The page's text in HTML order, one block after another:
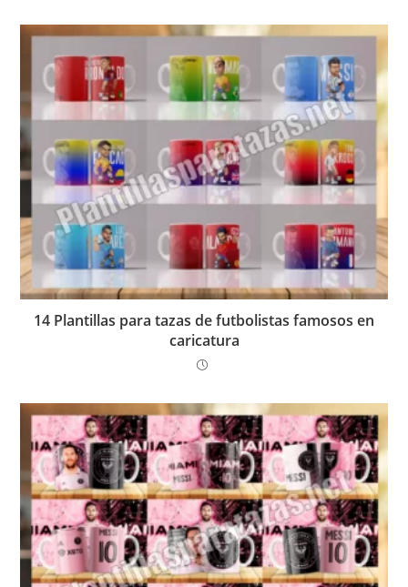
14 Plantillas para tazas de futbolistas famosos en
caricatura